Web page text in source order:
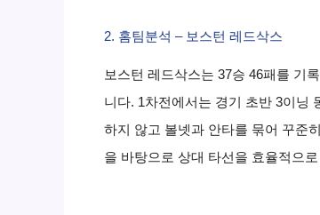
2. 홈팀분석 – 보스턴 레드삭스
보스턴 레드삭스는 37승 46패를 기
니다. 1차전에서는 경기 초반 3이닝
하지 않고 볼넷과 안타를 묶어 꾸준
을 바탕으로 상대 타선을 효율적으